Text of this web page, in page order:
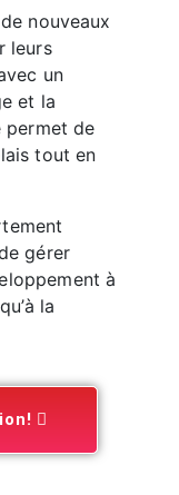
nouveaux
leurs
un
et la
permet de
tout en
gérer
à
la